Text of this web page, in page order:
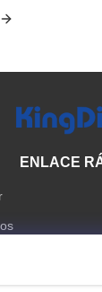
ENLACE